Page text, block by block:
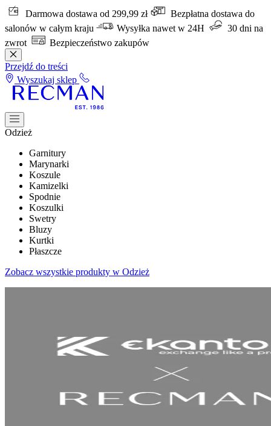
Darmowa dostawa od 299,99 zł
Bezpłatna dostawa do
salonów w całym kraju
Wysyłka nawet w 24H
30 dni na
zwrot
Bezpieczeństwo zakupów
Przejdź do treści
Wyszukaj sklep
Odzież
Garnitury
Marynarki
Koszule
Kamizelki
Spodnie
Koszulki
Swetry
Bluzy
Kurtki
Płaszcze
Zobacz wszystkie produkty w Odzież